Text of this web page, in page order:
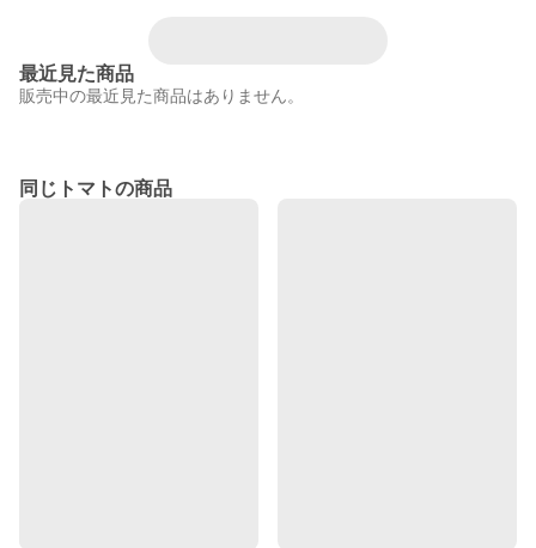
最近見た商品
販売中の最近見た商品はありません。
同じトマトの商品